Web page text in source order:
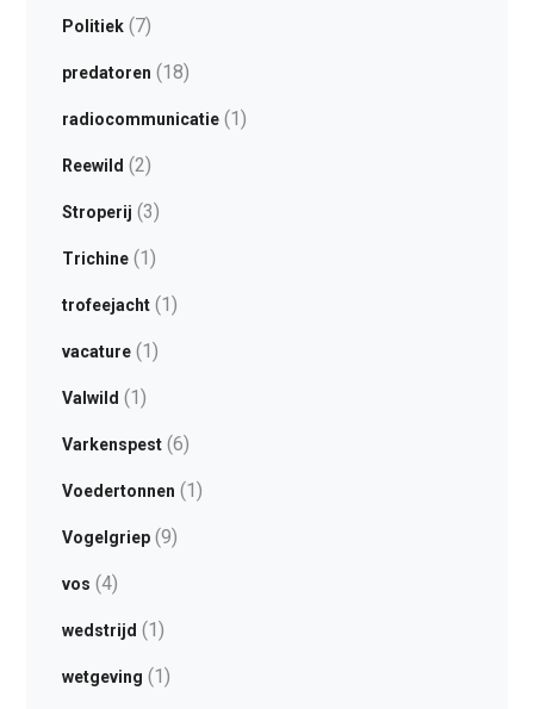
Politiek(7)
predatoren (18)
radiocommunicatie(1)
Reewild (2)
Stroperij (3)
Trichine(1)
trofeejacht(1)
vacature(1)
Valwild (1)
Varkenspest(6)
Voedertonnen (1)
Vogelgriep(9)
vos (4)
wedstrijd (1)
wetgeving (1)